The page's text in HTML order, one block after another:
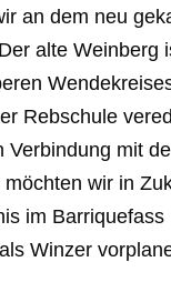
an dem neu
alte Weinberg
Rebschule
Verbindung mit
möchten wir in
im
Winzer